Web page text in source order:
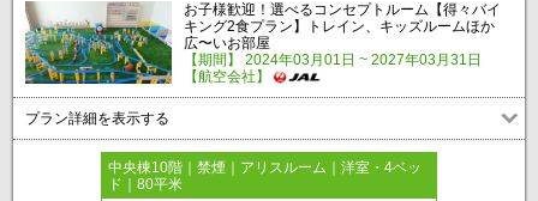
お子様歓迎！選べるコンセプトルーム【得々バイ
キング2食プラン】トレイン、キッズルームほか
広〜いお部屋
【期間】 2024年03月01日 ~ 2027年03月31日
【航空会社】
プラン詳細を表示する
中央棟10階｜禁煙｜アリスルーム｜洋室・4ベッ
ド｜80平米